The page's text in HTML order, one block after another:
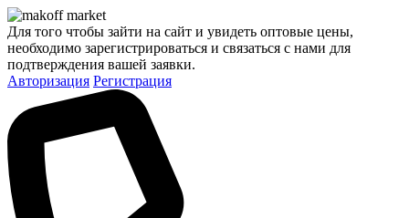
Для того чтобы зайти на сайт и увидеть оптовые цены,
необходимо зарегистрироваться и связаться с нами для
подтверждения вашей заявки.
Авторизация Регистрация